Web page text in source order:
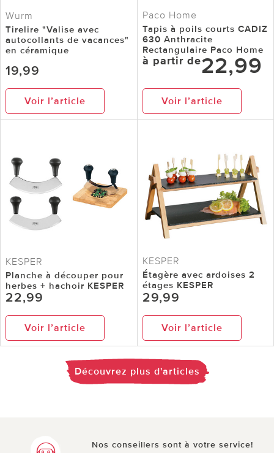
Wurm
Tirelire "Valise avec
autocollants de vacances"
en céramique
19,99
Voir l’article
Paco Home
Tapis à poils courts CADIZ
630 Anthracite
Rectangulaire Paco Home
à partir de22,99
Voir l’article
KESPER
Planche à découper pour
herbes + hachoir KESPER
22,99
Voir l’article
KESPER
Étagère avec ardoises 2
étages KESPER
29,99
Voir l’article
Découvrez plus d'articles
Nos conseillers sont à votre service!